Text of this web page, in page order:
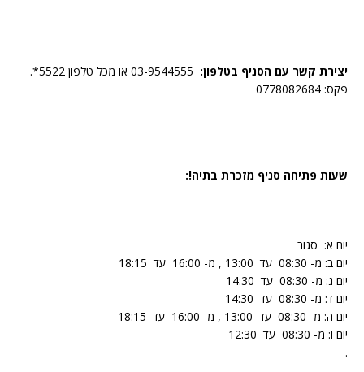
יצירת קשר עם הסניף בטלפון:
03-9544555 או מכל טלפון 5522*.
פקס: 0778082684
שעות פתיחה סניף מזכרת בתיה!:
יום א: סגור
יום ב: מ- 08:30 עד 13:00 , מ- 16:00 עד 18:15
יום ג: מ- 08:30 עד 14:30
יום ד: מ- 08:30 עד 14:30
יום ה: מ- 08:30 עד 13:00 , מ- 16:00 עד 18:15
יום ו: מ- 08:30 עד 12:30
.